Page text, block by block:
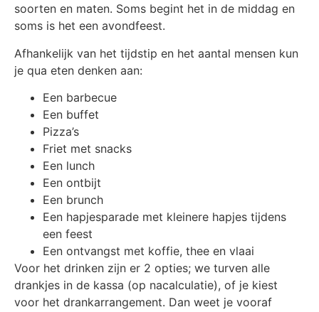
soorten en maten. Soms begint het in de middag en
soms is het een avondfeest.
Afhankelijk van het tijdstip en het aantal mensen kun
je qua eten denken aan:
Een barbecue
Een buffet
Pizza’s
Friet met snacks
Een lunch
Een ontbijt
Een brunch
Een hapjesparade met kleinere hapjes tijdens
een feest
Een ontvangst met koffie, thee en vlaai
Voor het drinken zijn er 2 opties; we turven alle
drankjes in de kassa (op nacalculatie), of je kiest
voor het drankarrangement. Dan weet je vooraf